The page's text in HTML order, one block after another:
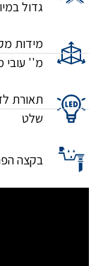
גדול
מ'' עובי
תאורת
שלט
בקצה